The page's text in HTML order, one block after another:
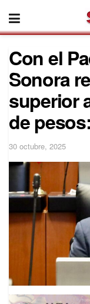
Con el
Sonora
superior
de
30 octubre, 2025